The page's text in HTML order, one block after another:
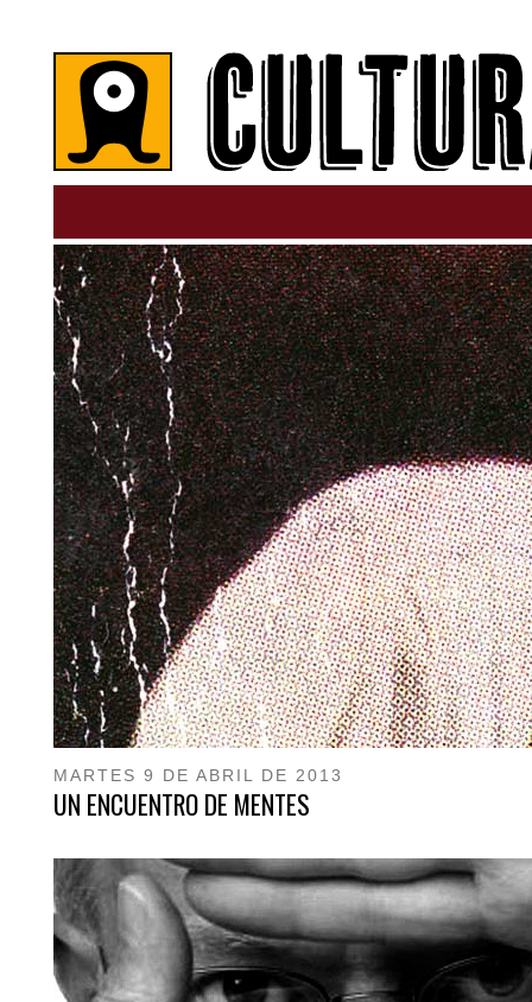
MARTES 9 DE ABRIL DE 2013
UN ENCUENTRO DE MENTES